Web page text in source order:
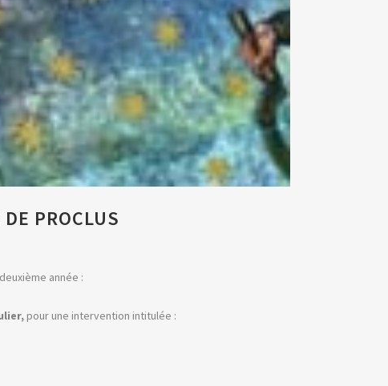
PROCLUS
année :
pour une intervention intitulée :